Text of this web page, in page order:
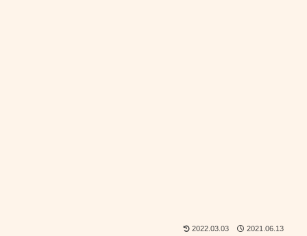
2022.03.03 2021.06.13